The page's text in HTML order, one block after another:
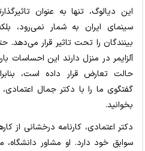
این دیالوگ، تنها به عنوان
سینمای ایران به شمار نمی‌رود،
بینندگان را تحت تاثیر قرار می‌دهد.
آلزایمر در منزل دارند این احساسات
حالت تعارض قرار داده است،
گفتگوی ما را با دکتر جمال
بخوانید.
دکتر اعتمادی، کارنامه درخشانی از
سوابق خود دارد. او مشاور